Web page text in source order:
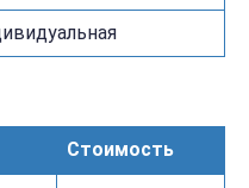
Стоимость